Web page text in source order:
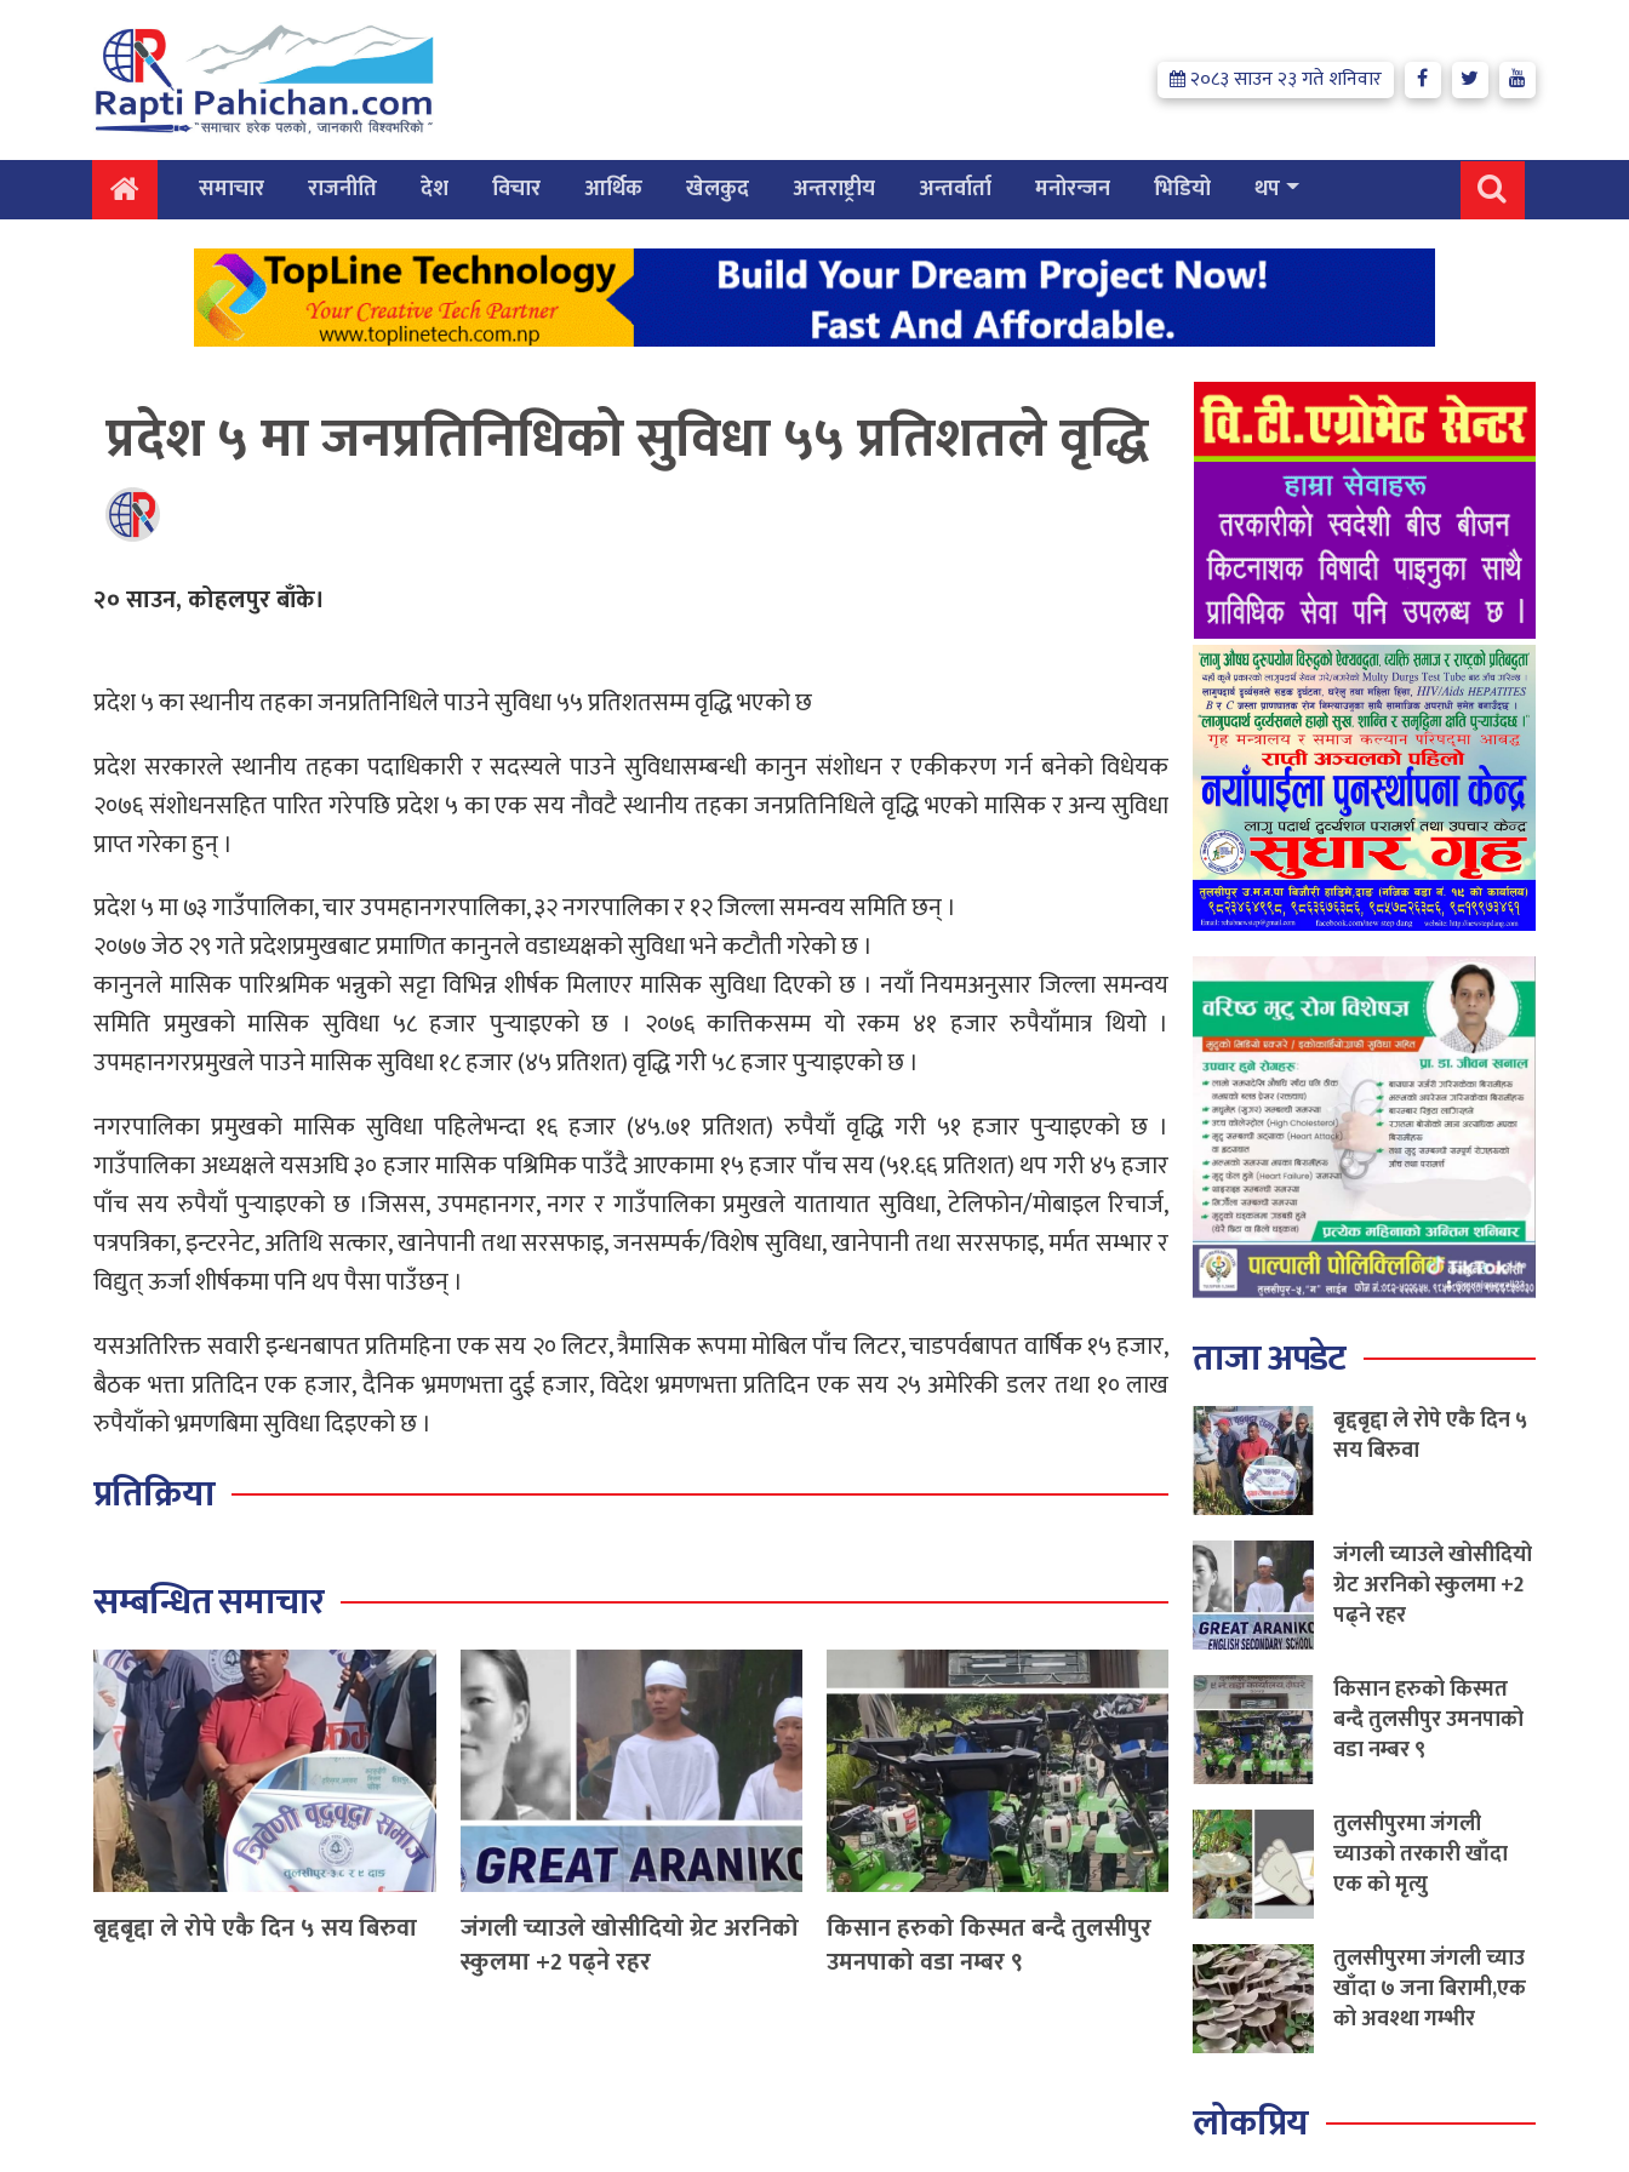
२०८३ साउन २३ गते शनिवार
समाचार राजनीति देश विचार आर्थिक खेलकुद अन्तराष्ट्रीय अन्तर्वार्ता मनोरन्जन भिडियो थप
प्रदेश ५ मा जनप्रतिनिधिको सुविधा ५५ प्रतिशतले वृद्धि
२० साउन, कोहलपुर बाँके।
प्रदेश ५ का स्थानीय तहका जनप्रतिनिधिले पाउने सुविधा ५५ प्रतिशतसम्म वृद्धि भएको छ
प्रदेश सरकारले स्थानीय तहका पदाधिकारी र सदस्यले पाउने सुविधासम्बन्धी कानुन संशोधन र एकीकरण गर्न बनेको विधेयक
२०७६ संशोधनसहित पारित गरेपछि प्रदेश ५ का एक सय नौवटै स्थानीय तहका जनप्रतिनिधिले वृद्धि भएको मासिक र अन्य सुविधा
प्राप्त गरेका हुन् ।
प्रदेश ५ मा ७३ गाउँपालिका, चार उपमहानगरपालिका, ३२ नगरपालिका र १२ जिल्ला समन्वय समिति छन् ।
२०७७ जेठ २९ गते प्रदेशप्रमुखबाट प्रमाणित कानुनले वडाध्यक्षको सुविधा भने कटौती गरेको छ ।
कानुनले मासिक पारिश्रमिक भन्नुको सट्टा विभिन्न शीर्षक मिलाएर मासिक सुविधा दिएको छ । नयाँ नियमअनुसार जिल्ला समन्वय
समिति प्रमुखको मासिक सुविधा ५८ हजार पुर्‍याइएको छ । २०७६ कात्तिकसम्म यो रकम ४१ हजार रुपैयाँमात्र थियो ।
उपमहानगरप्रमुखले पाउने मासिक सुविधा १८ हजार (४५ प्रतिशत) वृद्धि गरी ५८ हजार पुर्‍याइएको छ ।
नगरपालिका प्रमुखको मासिक सुविधा पहिलेभन्दा १६ हजार (४५.७१ प्रतिशत) रुपैयाँ वृद्धि गरी ५१ हजार पुर्‍याइएको छ ।
गाउँपालिका अध्यक्षले यसअघि ३० हजार मासिक पश्रिमिक पाउँदै आएकामा १५ हजार पाँच सय (५१.६६ प्रतिशत) थप गरी ४५ हजार
पाँच सय रुपैयाँ पुर्‍याइएको छ ।जिसस, उपमहानगर, नगर र गाउँपालिका प्रमुखले यातायात सुविधा, टेलिफोन/मोबाइल रिचार्ज,
पत्रपत्रिका, इन्टरनेट, अतिथि सत्कार, खानेपानी तथा सरसफाइ, जनसम्पर्क/विशेष सुविधा, खानेपानी तथा सरसफाइ, मर्मत सम्भार र
विद्युत् ऊर्जा शीर्षकमा पनि थप पैसा पाउँछन् ।
यसअतिरिक्त सवारी इन्धनबापत प्रतिमहिना एक सय २० लिटर, त्रैमासिक रूपमा मोबिल पाँच लिटर, चाडपर्वबापत वार्षिक १५ हजार,
बैठक भत्ता प्रतिदिन एक हजार, दैनिक भ्रमणभत्ता दुई हजार, विदेश भ्रमणभत्ता प्रतिदिन एक सय २५ अमेरिकी डलर तथा १० लाख
रुपैयाँको भ्रमणबिमा सुविधा दिइएको छ ।
प्रतिक्रिया
सम्बन्धित समाचार
बृद्दबृद्दा ले रोपे एकै दिन ५ सय बिरुवा
जंगली च्याउले खोसीदियो ग्रेट अरनिको
स्कुलमा +2 पढ्ने रहर
किसान हरुको किस्मत बन्दै तुलसीपुर
उमनपाको वडा नम्बर ९
ताजा अपडेट
बृद्दबृद्दा ले रोपे एकै दिन ५
सय बिरुवा
जंगली च्याउले खोसीदियो
ग्रेट अरनिको स्कुलमा +2
पढ्ने रहर
किसान हरुको किस्मत
बन्दै तुलसीपुर उमनपाको
वडा नम्बर ९
तुलसीपुरमा जंगली
च्याउको तरकारी खाँदा
एक को मृत्यु
तुलसीपुरमा जंगली च्याउ
खाँदा ७ जना बिरामी,एक
को अवश्था गम्भीर
लोकप्रिय